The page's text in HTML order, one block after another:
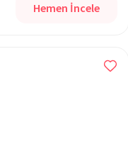
Hemen İncele